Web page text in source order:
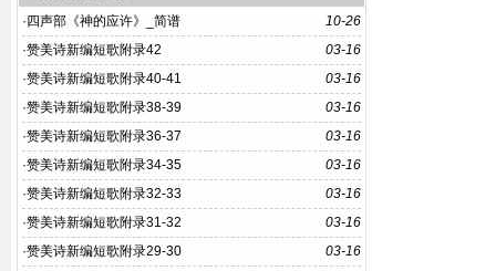
10-26
· 四声部《神的应许》_简谱
03-16
·赞美诗新编短歌附录42
03-16
·赞美诗新编短歌附录40-41
03-16
·赞美诗新编短歌附录38-39
03-16
·赞美诗新编短歌附录36-37
03-16
·赞美诗新编短歌附录34-35
03-16
·赞美诗新编短歌附录32-33
03-16
·赞美诗新编短歌附录31-32
03-16
·赞美诗新编短歌附录29-30